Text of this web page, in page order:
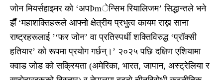
जोन मियर्सहाइमर को ‘अपÞmेन्सिभ रियालिजम’ सिद्धान्तले भने
झैँ ‘महाशक्तिहरूले आफ्नो क्षेत्रीय प्रभुत्व कायम राख्न साना
राष्ट्रहरूलाई ’‘फर जोन’ वा प्रतिस्पर्धी शक्तिविरुद्ध ‘प्रॉक्सी
हतियार’ को रूपमा प्रयोग गर्छन्।’ २०२५ पछि दक्षिण एशियामा
क्वाड जोड को सक्रियता (अमेरिका, भारत, जापान, अस्ट्रेलिया र